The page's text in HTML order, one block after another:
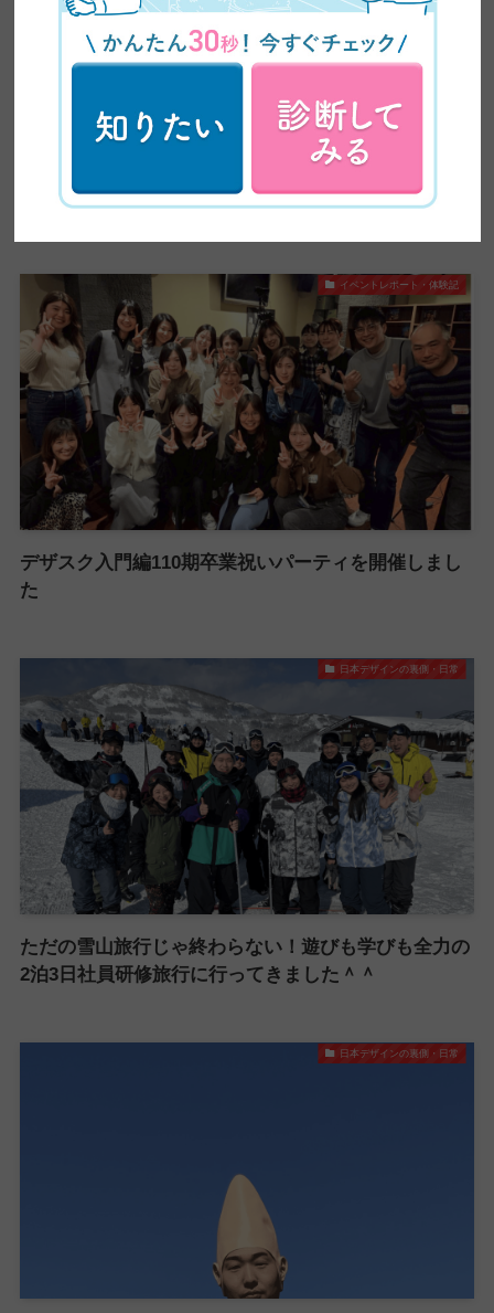
2026年度就職披露宴開催爆速レポート
イベントレポート・体験記
デザスク入門編110期卒業祝いパーティを開催しまし
た
日本デザインの裏側・日常
ただの雪山旅行じゃ終わらない！遊びも学びも全力の
2泊3日社員研修旅行に行ってきました＾＾
日本デザインの裏側・日常